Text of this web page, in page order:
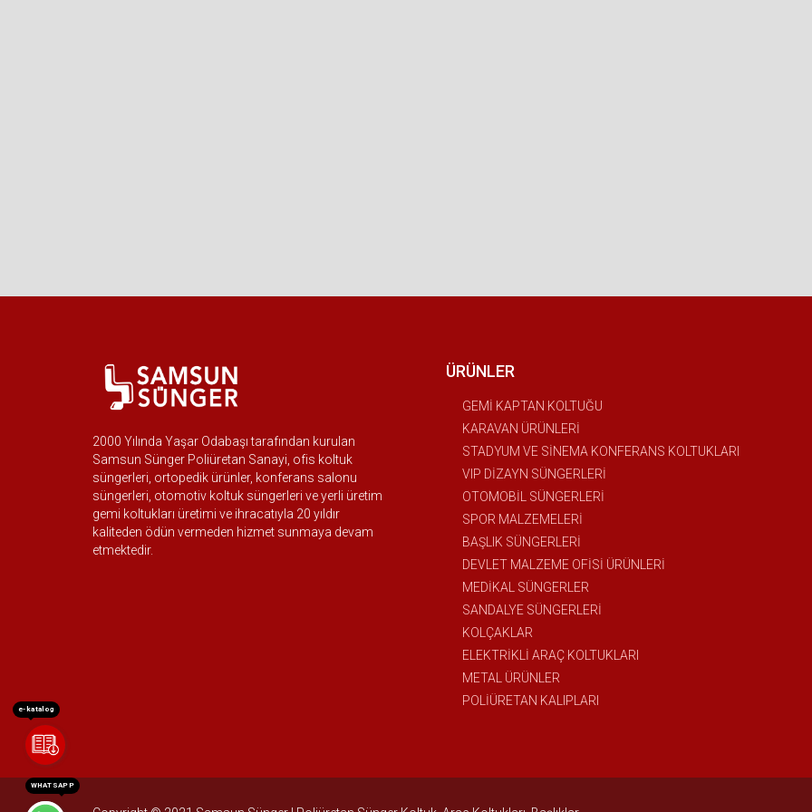
2000 Yılında Yaşar Odabaşı tarafından kurulan
Samsun Sünger Poliüretan Sanayi, ofis koltuk
süngerleri, ortopedik ürünler, konferans salonu
süngerleri, otomotiv koltuk süngerleri ve yerli üretim
gemi koltukları üretimi ve ihracatıyla 20 yıldır
kaliteden ödün vermeden hizmet sunmaya devam
etmektedir.
ÜRÜNLER
GEMİ KAPTAN KOLTUĞU
KARAVAN ÜRÜNLERİ
STADYUM VE SİNEMA KONFERANS KOLTUKLARI
VIP DİZAYN SÜNGERLERİ
OTOMOBİL SÜNGERLERİ
SPOR MALZEMELERİ
BAŞLIK SÜNGERLERİ
DEVLET MALZEME OFİSİ ÜRÜNLERİ
MEDİKAL SÜNGERLER
SANDALYE SÜNGERLERİ
KOLÇAKLAR
ELEKTRİKLİ ARAÇ KOLTUKLARI
METAL ÜRÜNLER
POLİÜRETAN KALIPLARI
WHATSAPP
e-katalog